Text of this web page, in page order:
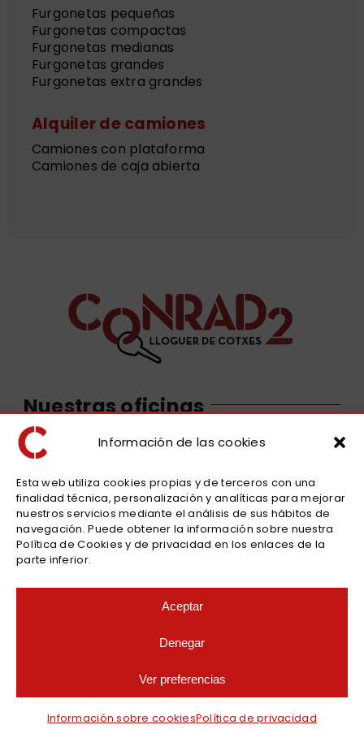
Información de las cookies
Esta web utiliza cookies propias y de terceros con una
finalidad técnica, personalización y analíticas para mejorar
nuestros servicios mediante el análisis de sus hábitos de
navegación. Puede obtener la información sobre nuestra
Política de Cookies y de privacidad en los enlaces de la
parte inferior.
Aceptar
Denegar
Ver preferencias
Información sobre cookiesPolítica de privacidad
Furgonetas pequeñas
Furgonetas compactas
Furgonetas medianas
Furgonetas grandes
Furgonetas extra grandes
Alquiler de camiones
Camiones con plataforma
Camiones de caja abierta
Nuestras oficinas
Alquiler furgonetas y coches en Lleida
25001 Lleida
» ver en Google Maps
973 232 518
Alquiler furgonetas y coches en Reus
» ver en Google Maps
Miembros de AEVAC y FENEVAL